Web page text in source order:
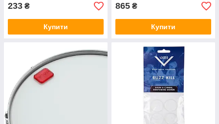
233 ₴
Купити
865 ₴
Купити